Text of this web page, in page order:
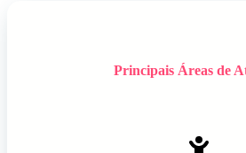
Principais Áreas de